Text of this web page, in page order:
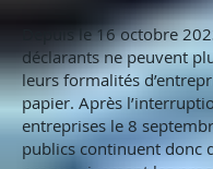
Depuis le 16 octobre
déclarants ne peuvent
leurs formalités
papier. Après
entreprises le 8
publics continuent donc